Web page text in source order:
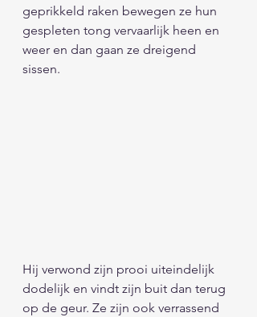
geprikkeld raken bewegen ze hun
gespleten tong vervaarlijk heen en
weer en dan gaan ze dreigend
sissen.
Hij verwond zijn prooi uiteindelijk
dodelijk en vindt zijn buit dan terug
op de geur. Ze zijn ook verrassend